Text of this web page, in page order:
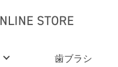
歯ブラシ